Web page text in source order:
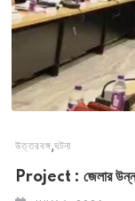
উত্তরবঙ্গ,ঘটনা
Project : জেলার